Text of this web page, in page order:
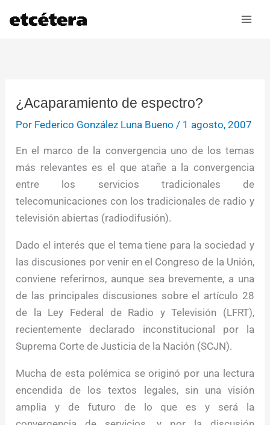
¿Acaparamiento de espectro?
Por Federico González Luna Bueno / 1 agosto, 2007
En el marco de la convergencia uno de los temas
más relevantes es el que atañe a la convergencia
entre los servicios tradicionales de
telecomunicaciones con los tradicionales de radio y
televisión abiertas (radiodifusión).
Dado el interés que el tema tiene para la sociedad y
las discusiones por venir en el Congreso de la Unión,
conviene referirnos, aunque sea brevemente, a una
de las principales discusiones sobre el artículo 28
de la Ley Federal de Radio y Televisión (LFRT),
recientemente declarado inconstitucional por la
Suprema Corte de Justicia de la Nación (SCJN).
Mucha de esta polémica se originó por una lectura
encendida de los textos legales, sin una visión
amplia y de futuro de lo que es y será la